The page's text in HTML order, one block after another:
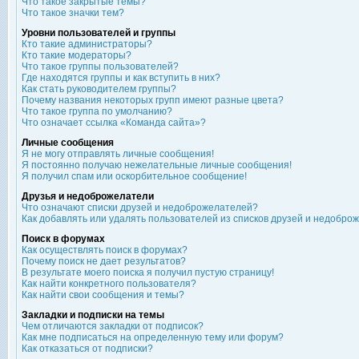
Что такое значки тем?
Уровни пользователей и группы
Кто такие администраторы?
Кто такие модераторы?
Что такое группы пользователей?
Где находятся группы и как вступить в них?
Как стать руководителем группы?
Почему названия некоторых групп имеют разные цвета?
Что такое группа по умолчанию?
Что означает ссылка «Команда сайта»?
Личные сообщения
Я не могу отправлять личные сообщения!
Я постоянно получаю нежелательные личные сообщения!
Я получил спам или оскорбительное сообщение!
Друзья и недоброжелатели
Что означают списки друзей и недоброжелателей?
Как добавлять или удалять пользователей из списков друзей и
Поиск в форумах
Как осуществлять поиск в форумах?
Почему поиск не дает результатов?
В результате моего поиска я получил пустую страницу!
Как найти конкретного пользователя?
Как найти свои сообщения и темы?
Закладки и подписки на темы
Чем отличаются закладки от подписок?
Как мне подписаться на определенную тему или форум?
Как отказаться от подписки?